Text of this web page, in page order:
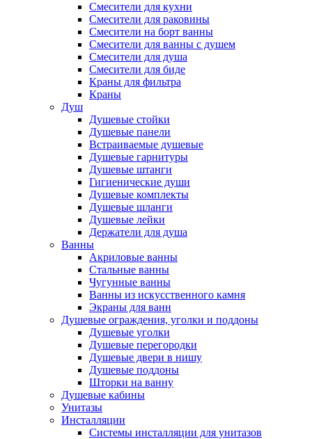
Смесители для кухни
Смесители для раковины
Смесители на борт ванны
Смесители для ванны с душем
Смесители для душа
Смесители для биде
Краны для фильтра
Краны
Душ
Душевые стойки
Душевые панели
Встраиваемые душевые
Душевые гарнитуры
Душевые штанги
Гигиенические души
Душевые комплекты
Душевые шланги
Душевые лейки
Держатели для душа
Ванны
Акриловые ванны
Стальные ванны
Чугунные ванны
Ванны из искусственного камня
Экраны для ванн
Душевые ограждения, уголки и поддоны
Душевые уголки
Душевые перегородки
Душевые двери в нишу
Душевые поддоны
Шторки на ванну
Душевые кабины
Унитазы
Инсталляции
Системы инсталляции для унитазов